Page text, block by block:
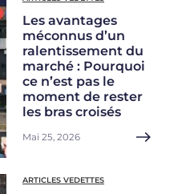
Les avantages
méconnus d’un
ralentissement du
marché : Pourquoi
ce n’est pas le
moment de rester
les bras croisés
Mai 25, 2026
ARTICLES VEDETTES